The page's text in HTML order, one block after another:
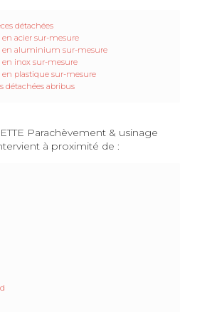
détachées
en acier sur-mesure
en aluminium sur-mesure
en inox sur-mesure
en plastique sur-mesure
détachées abribus
Parachèvement & usinage
à proximité de :